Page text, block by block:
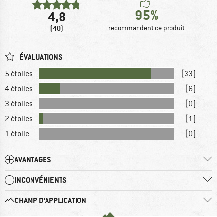
4,8
(40)
95%
recommandent ce produit
ÉVALUATIONS
5 étoiles
(33)
4 étoiles
(6)
3 étoiles
(0)
2 étoiles
(1)
1 étoile
(0)
AVANTAGES
INCONVÉNIENTS
CHAMP D'APPLICATION